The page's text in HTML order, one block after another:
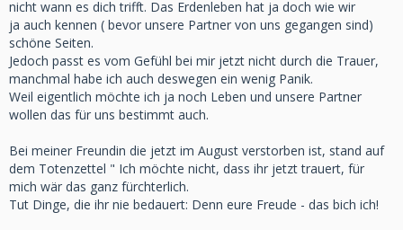
nicht wann es dich trifft. Das Erdenleben hat ja doch wie wir
ja auch kennen ( bevor unsere Partner von uns gegangen sind)
schöne Seiten.
Jedoch passt es vom Gefühl bei mir jetzt nicht durch die Trauer,
manchmal habe ich auch deswegen ein wenig Panik.
Weil eigentlich möchte ich ja noch Leben und unsere Partner
wollen das für uns bestimmt auch.
Bei meiner Freundin die jetzt im August verstorben ist, stand auf
dem Totenzettel " Ich möchte nicht, dass ihr jetzt trauert, für
mich wär das ganz fürchterlich.
Tut Dinge, die ihr nie bedauert: Denn eure Freude - das bich ich!